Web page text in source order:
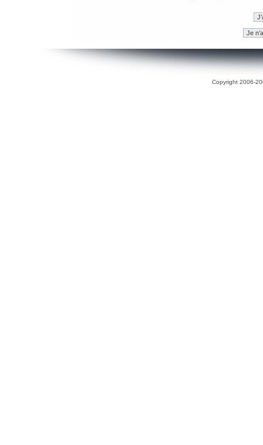
Copyright 2006-